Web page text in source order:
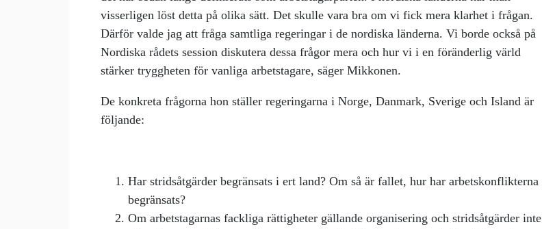
visserligen löst detta på olika sätt. Det skulle vara bra om vi fick mera klarhet i frågan.
Därför valde jag att fråga samtliga regeringar i de nordiska länderna. Vi borde också på
Nordiska rådets session diskutera dessa frågor mera och hur vi i en föränderlig värld
stärker tryggheten för vanliga arbetstagare, säger Mikkonen.
De konkreta frågorna hon ställer regeringarna i Norge, Danmark, Sverige och Island är
följande:
Har stridsåtgärder begränsats i ert land? Om så är fallet, hur har arbetskonflikterna
begränsats?
Om arbetstagarnas fackliga rättigheter gällande organisering och stridsåtgärder inte